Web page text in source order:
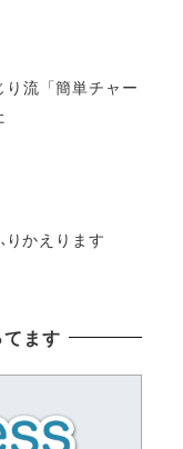
流「簡単チャー
かえります
ます